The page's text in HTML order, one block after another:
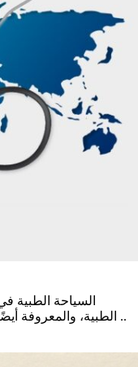
السياحة الطبية
الطبية، والمعروفة أيضًا باسم السياحة الصحية، هي السفر إلى بلد ..